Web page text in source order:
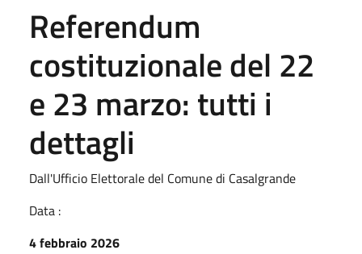
Referendum
costituzionale del 22
e 23 marzo: tutti i
dettagli
Dall'Ufficio Elettorale del Comune di Casalgrande
Data :
4 febbraio 2026